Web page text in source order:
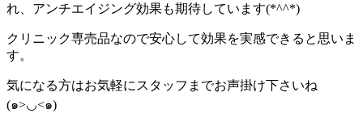
れ、アンチエイジング効果も期待しています(*^^*)
クリニック専売品なので安心して効果を実感できると思いま
す。
気になる方はお気軽にスタッフまでお声掛け下さいね
(๑>◡<๑)